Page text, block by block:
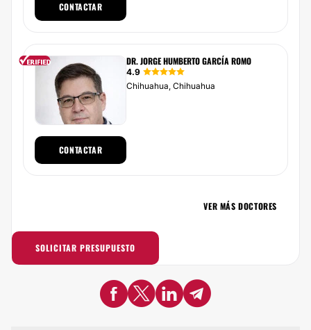
CONTACTAR
DR. JORGE HUMBERTO GARCÍA ROMO
4.9
Chihuahua, Chihuahua
CONTACTAR
VER MÁS DOCTORES
SOLICITAR PRESUPUESTO